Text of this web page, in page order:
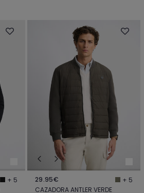
+ 5
29.95€
+ 5
CAZADORA ANTLER VERDE